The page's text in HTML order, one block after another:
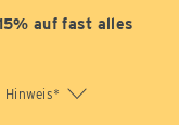
auf fast alles
Hinweis*